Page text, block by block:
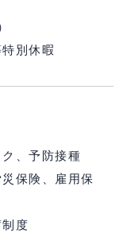
別休暇
、予防接種
保険、雇用保
度